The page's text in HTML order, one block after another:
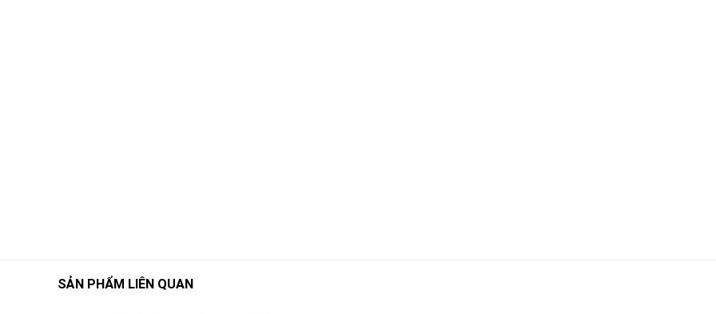
SẢN PHẨM LIÊN QUAN